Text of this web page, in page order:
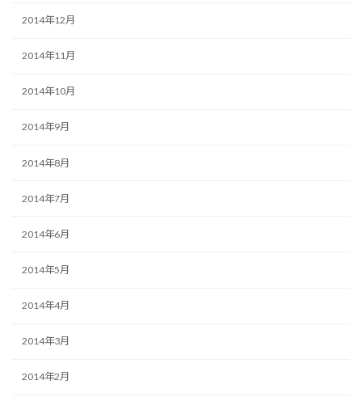
2014年12月
2014年11月
2014年10月
2014年9月
2014年8月
2014年7月
2014年6月
2014年5月
2014年4月
2014年3月
2014年2月